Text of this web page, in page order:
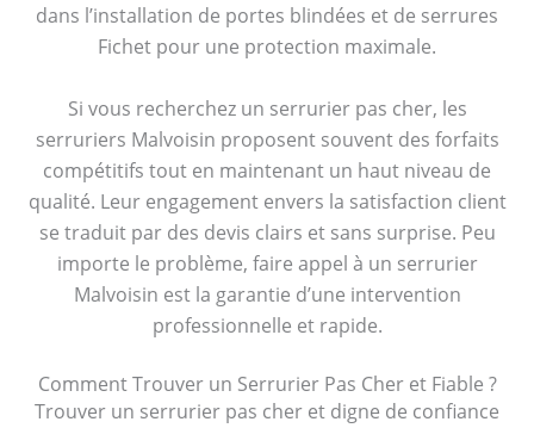
dans l’installation de portes blindées et de serrures
Fichet pour une protection maximale.
Si vous recherchez un serrurier pas cher, les
serruriers Malvoisin proposent souvent des forfaits
compétitifs tout en maintenant un haut niveau de
qualité. Leur engagement envers la satisfaction client
se traduit par des devis clairs et sans surprise. Peu
importe le problème, faire appel à un serrurier
Malvoisin est la garantie d’une intervention
professionnelle et rapide.
Comment Trouver un Serrurier Pas Cher et Fiable ?
Trouver un serrurier pas cher et digne de confiance